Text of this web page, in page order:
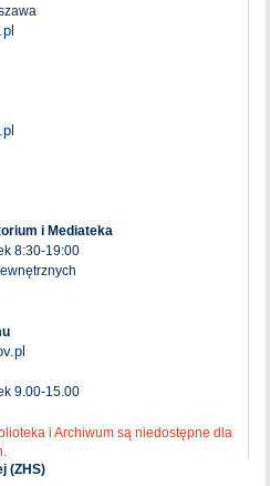
i Mediateka
8:30-19:00
9.00-15.00
i Archiwum są niedostępne dla
(ZHS)